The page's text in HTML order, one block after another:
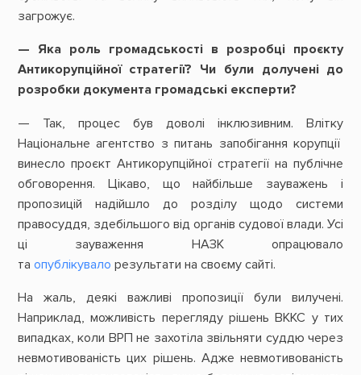
загрожує.
— Яка роль громадськості в розробці проєкту
Антикорупційної стратегії? Чи були долучені до
розробки документа громадські експерти?
— Так, процес був доволі інклюзивним. Влітку
Національне агентство з питань запобігання корупції
винесло проєкт Антикорупційної стратегії на публічне
обговорення. Цікаво, що найбільше зауважень і
пропозицій надійшло до розділу щодо системи
правосуддя, здебільшого від органів судової влади. Усі
ці зауваження НАЗК опрацювало
та опублікувало результати на своєму сайті.
На жаль, деякі важливі пропозиції були вилучені.
Наприклад, можливість перегляду рішень ВККС у тих
випадках, коли ВРП не захотіла звільняти суддю через
невмотивованість цих рішень. Адже невмотивованість